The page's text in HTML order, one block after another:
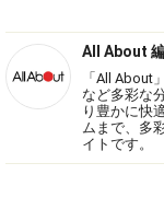
All About
「All About
など多彩な
り豊かに快
ムまで、多
イトです。